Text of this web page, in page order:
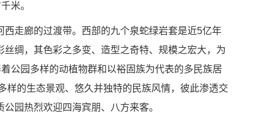
米。
走廊的过渡带。西部的九个泉蛇绿岩套是近5亿年
绸，其色彩之多变、造型之奇特、规模之宏大，为
公园多样的动植物群和以裕固族为代表的多民族居
的生态景观、悠久并独特的民族风情，彼此渗透交
园热烈欢迎四海宾朋、八方来客。